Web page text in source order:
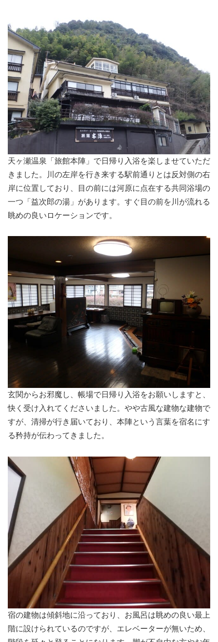
天ヶ瀬温泉「旅館本陣」で日帰り入浴を楽しませていただ
きました。川の左岸を行き来する駅前通りとは反対側の右
岸に位置しており、目の前には河原に点在する共同浴場の
一つ「益次郎の湯」があります。すぐ目の前を川が流れる
眺めの良いロケーションです。
玄関からお邪魔し、帳場で日帰り入浴をお願いしますと、
快く受け入れてくださいました。やや古風な建物な建物で
すが、清掃が行き届いており、本陣という言葉を宿名にす
る矜持が伝わってきました。
宿の建物は傾斜地に沿っており、お風呂は眺めの良い最上
階に設けられているのですが、エレベーターが無いため、